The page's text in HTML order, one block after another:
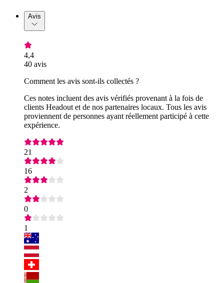
Avis
4,4
40 avis
Comment les avis sont-ils collectés ?
Ces notes incluent des avis vérifiés provenant à la fois de
clients Headout et de nos partenaires locaux. Tous les avis
proviennent de personnes ayant réellement participé à cette
expérience.
21
16
2
0
1